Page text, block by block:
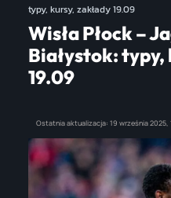
typy, kursy, zakłady 19.09
Wisła Płock –
Białystok: typy,
19.09
Ostatnia aktualizacja: 19 września 2025,